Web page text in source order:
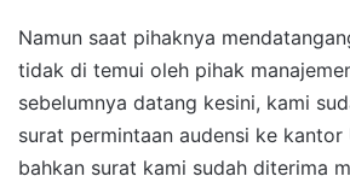
Namun saat pihaknya
tidak di temui oleh pihak
sebelumnya datang kesini, kami
surat permintaan audensi ke kantor
bahkan surat kami sudah diterima